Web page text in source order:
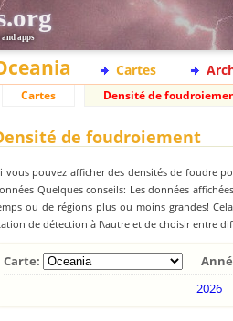
apps
Cartes
Cartes Densité de
de foudroiement
vous pouvez afficher des densités de foudre
Quelques conseils: Les données
ou de régions plus ou moins grandes!
de détection à l\autre et de choisir entre
Carte:
2026